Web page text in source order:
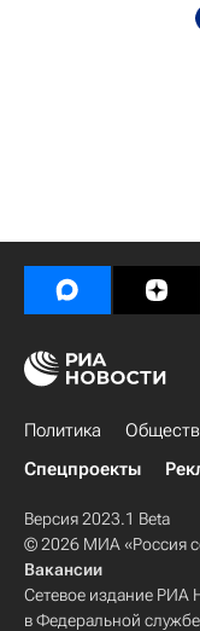
Политика
Спецпроекты
Версия 2023.1 Beta
© 2026 МИА «Россия
Вакансии
Сетевое издание РИА
в Федеральной